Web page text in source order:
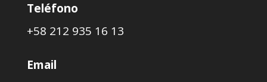
Teléfono
+58 212 935 16 13
Email